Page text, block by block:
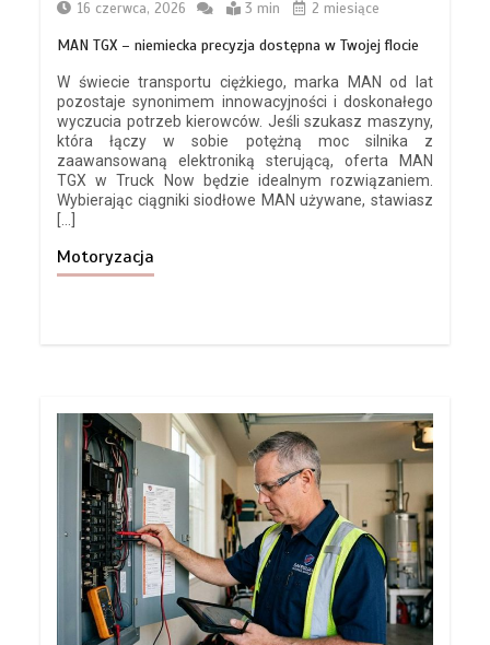
16 czerwca, 2026
3 min 2 miesiące
MAN TGX – niemiecka precyzja dostępna w Twojej flocie
W świecie transportu ciężkiego, marka MAN od lat
pozostaje synonimem innowacyjności i doskonałego
wyczucia potrzeb kierowców. Jeśli szukasz maszyny,
która łączy w sobie potężną moc silnika z
zaawansowaną elektroniką sterującą, oferta MAN
TGX w Truck Now będzie idealnym rozwiązaniem.
Wybierając ciągniki siodłowe MAN używane, stawiasz
Motoryzacja